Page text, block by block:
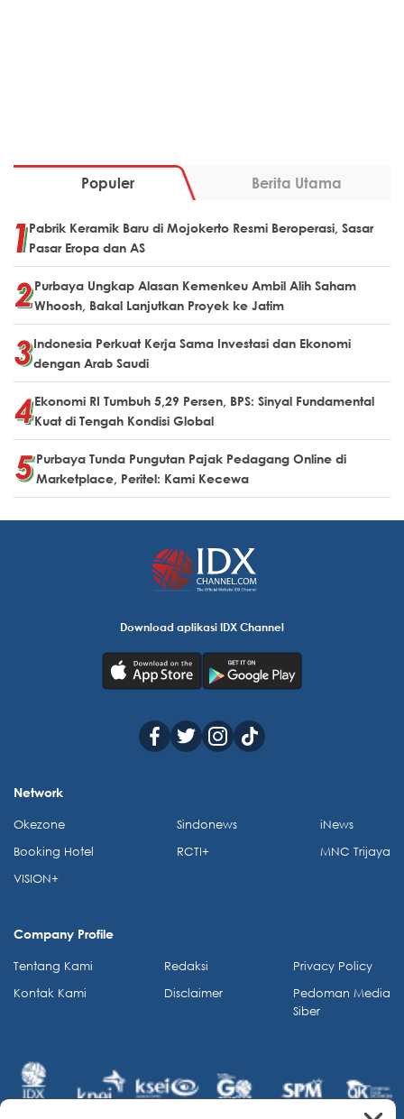
Populer Berita Utama
Pabrik Keramik Baru di Mojokerto Resmi Beroperasi, Sasar
Pasar Eropa dan AS
Purbaya Ungkap Alasan Kemenkeu Ambil Alih Saham
Whoosh, Bakal Lanjutkan Proyek ke Jatim
Indonesia Perkuat Kerja Sama Investasi dan Ekonomi
dengan Arab Saudi
Ekonomi RI Tumbuh 5,29 Persen, BPS: Sinyal Fundamental
Kuat di Tengah Kondisi Global
Purbaya Tunda Pungutan Pajak Pedagang Online di
Marketplace, Peritel: Kami Kecewa
Download aplikasi IDX Channel
Network
Okezone
Booking Hotel
VISION+
Sindonews
RCTI+
iNews
MNC Trijaya
Company Profile
Tentang Kami
Kontak Kami
Redaksi
Disclaimer
Privacy Policy
Pedoman Media
Siber